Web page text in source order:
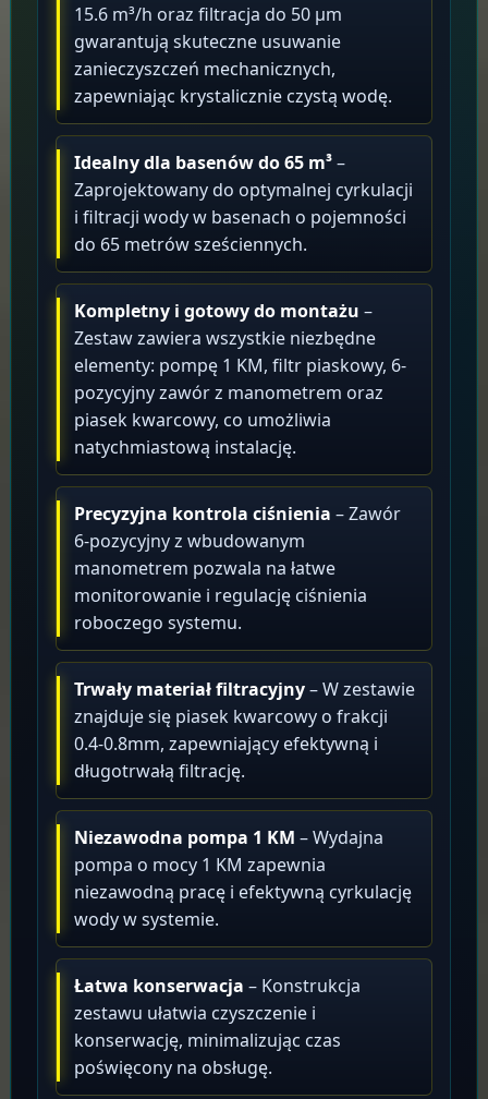
15.6 m³/h oraz filtracja do 50 μm
gwarantują skuteczne usuwanie
zanieczyszczeń mechanicznych,
zapewniając krystalicznie czystą wodę.
Idealny dla basenów do 65 m³–
Zaprojektowany do optymalnej cyrkulacji
i filtracji wody w basenach o pojemności
do 65 metrów sześciennych.
Kompletny i gotowy do montażu –
Zestaw zawiera wszystkie niezbędne
elementy: pompę 1 KM, filtr piaskowy, 6-
pozycyjny zawór z manometrem oraz
piasek kwarcowy, co umożliwia
natychmiastową instalację.
Precyzyjna kontrola ciśnienia – Zawór
6-pozycyjny z wbudowanym
manometrem pozwala na łatwe
monitorowanie i regulację ciśnienia
roboczego systemu.
Trwały materiał filtracyjny– W zestawie
znajduje się piasek kwarcowy o frakcji
0.4-0.8mm, zapewniający efektywną i
długotrwałą filtrację.
Niezawodna pompa 1 KM – Wydajna
pompa o mocy 1 KM zapewnia
niezawodną pracę i efektywną cyrkulację
wody w systemie.
Łatwa konserwacja – Konstrukcja
zestawu ułatwia czyszczenie i
konserwację, minimalizując czas
poświęcony na obsługę.